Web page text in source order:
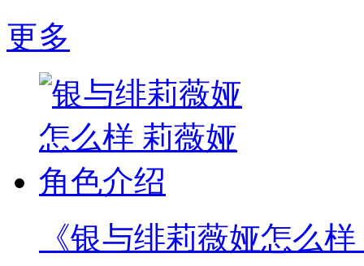
更多
《银与绯莉薇娅怎么